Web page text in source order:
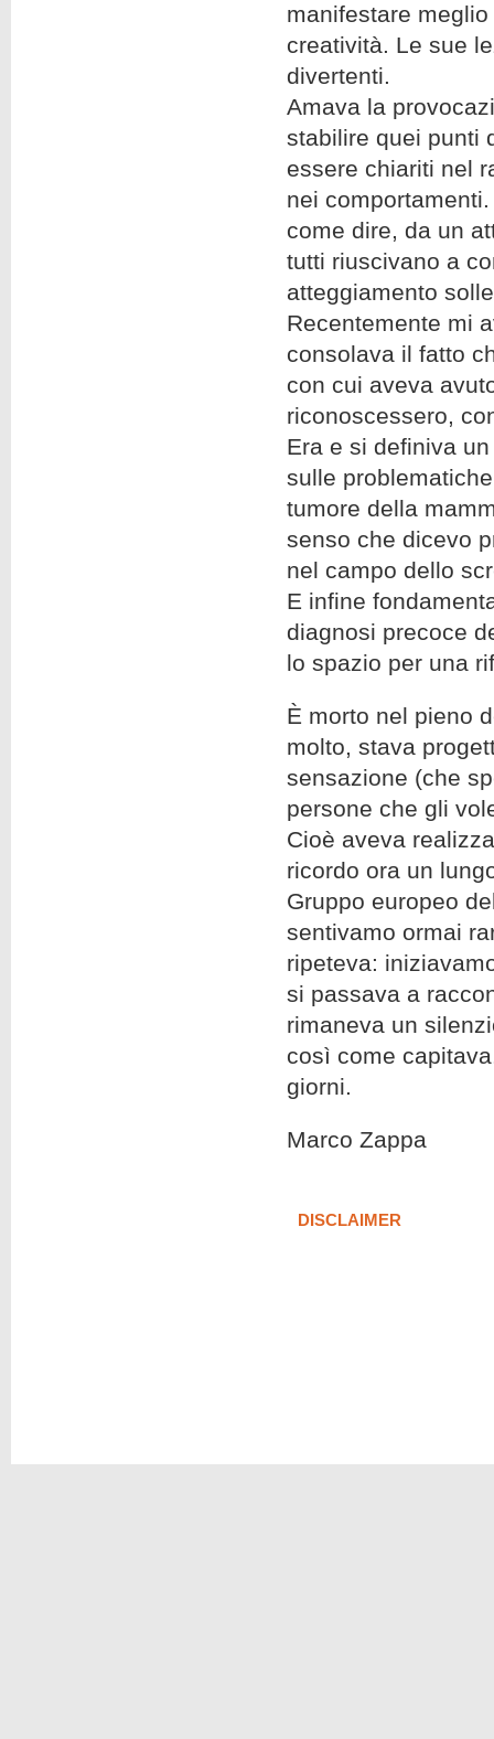
manifestare
creatività. Le sue
divertenti.
Amava la
stabilire quei punti
essere chiariti nel
nei
come dire, da un
tutti riuscivano a
atteggiamento
Recentemente mi
consolava il fatto
con cui aveva
riconoscessero,
Era e si definiva
sulle
tumore della
senso che dicevo
nel campo dello
E infine
diagnosi precoce
lo spazio per una
È morto nel pieno
molto, stava
sensazione (che
persone che gli
Cioè aveva
ricordo ora un
Gruppo europeo
sentivamo ormai
ripeteva:
si passava a
rimaneva un
così come
giorni.
Marco Zappa
DISCLAIMER